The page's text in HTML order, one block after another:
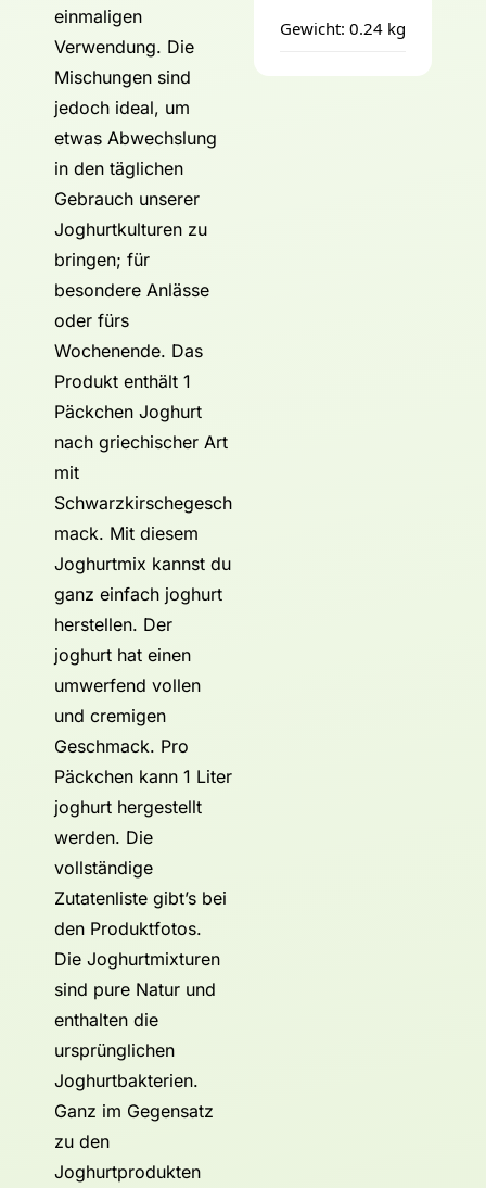
einmaligen
Verwendung. Die
Mischungen sind
jedoch ideal, um
etwas Abwechslung
in den täglichen
Gebrauch unserer
Joghurtkulturen zu
bringen; für
besondere Anlässe
oder fürs
Wochenende. Das
Produkt enthält 1
Päckchen Joghurt
nach griechischer Art
mit
Schwarzkirschegesch
mack. Mit diesem
Joghurtmix kannst du
ganz einfach joghurt
herstellen. Der
joghurt hat einen
umwerfend vollen
und cremigen
Geschmack. Pro
Päckchen kann 1 Liter
joghurt hergestellt
werden. Die
vollständige
Zutatenliste gibt’s bei
den Produktfotos.
Die Joghurtmixturen
sind pure Natur und
enthalten die
ursprünglichen
Joghurtbakterien.
Ganz im Gegensatz
zu den
Joghurtprodukten
Gewicht: 0.24 kg